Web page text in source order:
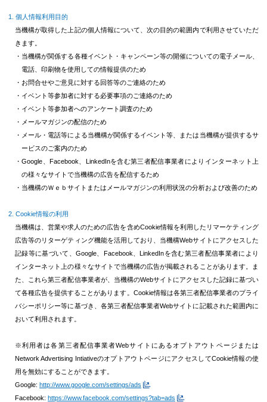
個人情報利用目的
当機構が取得した上記の個人情報について、次の目的の範囲内で利用させていただ
きます。
・当機構が関係する各種イベント・キャンペーン等の開催についての電子メール、
電話、印刷物を使用しての情報提供のため
・お問合せやご意見に対する回答等のご連絡のため
・イベント等参加者に対する必要事項のご連絡のため
・イベント等参加者へのアンケート調査のため
・メールマガジンの配信のため
・メール・電話等による当機構が関係するイベント等、または当機構が提供するサ
ービスのご案内のため
・Google、Facebook、LinkedInを含む第三者配信事業者によりインターネット上
の様々なサイトで当機構の広告を配信するため
・当機構のＷｅｂサイトまたはメールマガジンの利用状況の分析および改善のため
Cookie情報の利用
当機構は、営業や求人のための広告を含めCookie情報を利用したリマーケティング
広告等のリターゲティング機能を活用しており、当機構Webサイトにアクセスした
記録等に基づいて、Google、Facebook、LinkedInを含む第三者配信事業者により
インターネット上の様々なサイトで当機構の広告が掲載されることがあります。ま
た、これら第三者配信事業者が、当機構のWebサイトにアクセスした記録に基づい
て各種広告を提供することがあります。Cookie情報は各第三者配信事業者のプライ
バシーポリシー等に基づき、各第三者配信事業者Webサイトに記載された範囲内に
おいて利用されます。
※利用者は各第三者配信事業者Webサイトにあるオプトアウトページまたは
Network Advertising IntiativeのオプトアウトページにアクセスしてCookie情報の使
用を無効にすることができます。
Google: http://www.google.com/settings/ads
Facebook: https://www.facebook.com/settings?tab=ads